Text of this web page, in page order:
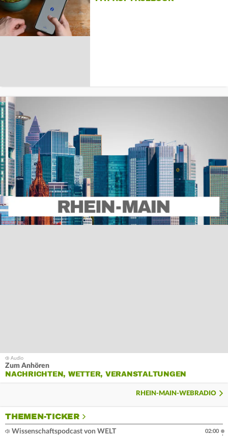
Zum Anhören
NACHRICHTEN, WETTER, VERANSTALTUNGEN
RHEIN-MAIN-WEBRADIO
THEMEN-TICKER
Wissenschaftspodcast von WELT
02:00